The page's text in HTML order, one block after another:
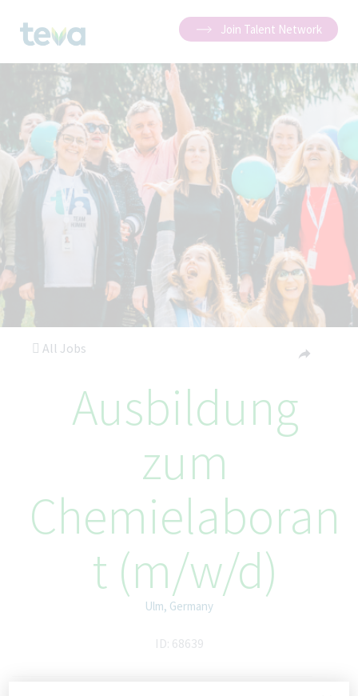
Join Talent Network
All Jobs
Ausbildung
zum
Chemielaboran
t (m/w/d)
Ulm, Germany
ID: 68639